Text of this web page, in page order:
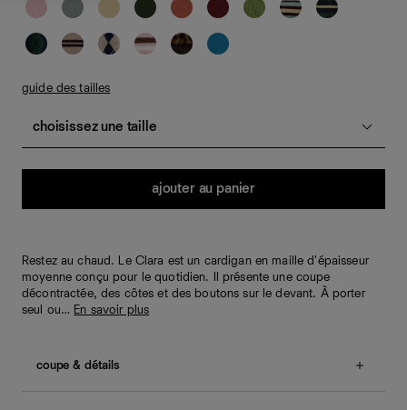
guide des tailles
choisissez une taille
ajouter au panier
Restez au chaud. Le Clara est un cardigan en maille d'épaisseur
moyenne conçu pour le quotidien. Il présente une coupe
décontractée, des côtes et des boutons sur le devant. À porter
seul ou… En savoir plus
coupe & détails